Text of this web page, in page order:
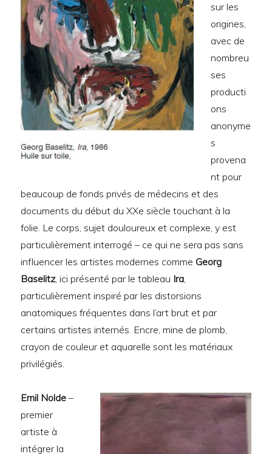
sur les
origines,
avec de
nombreu
ses
producti
ons
anonyme
s
provena
nt pour
beaucoup de fonds privés de médecins et des
documents du début du XXe siècle touchant à la
folie. Le corps, sujet douloureux et complexe, y est
particulièrement interrogé – ce qui ne sera pas sans
influencer les artistes modernes comme Georg
Baselitz, ici présenté par le tableau Ira,
particulièrement inspiré par les distorsions
anatomiques fréquentes dans l’art brut et par
certains artistes internés. Encre, mine de plomb,
crayon de couleur et aquarelle sont les matériaux
privilégiés.
Emil Nolde –
premier
artiste à
intégrer la